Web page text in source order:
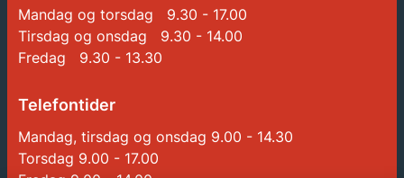
Mandag og torsdag 9.30 - 17.00
Tirsdag og onsdag 9.30 - 14.00
Fredag 9.30 - 13.30
Telefontider
Mandag, tirsdag og onsdag 9.00 - 14.30
Torsdag 9.00 - 17.00